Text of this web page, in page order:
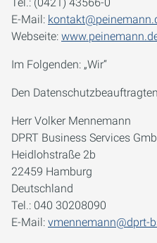
E-Mail:
Webseite:
Im Folgenden: „Wir“
Den
Herr Volker Mennemann
DPRT Business Services
Heidlohstraße 2b
22459 Hamburg
Deutschland
Tel.: 040 30208090
E-Mail: vmennemann@dprt-